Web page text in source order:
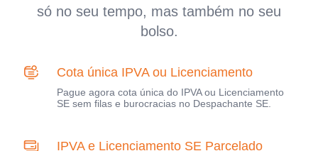
só no seu tempo, mas também no seu
bolso.
Cota única IPVA ou Licenciamento
Pague agora cota única do IPVA ou Licenciamento
SE sem filas e burocracias no Despachante SE.
IPVA e Licenciamento SE Parcelado